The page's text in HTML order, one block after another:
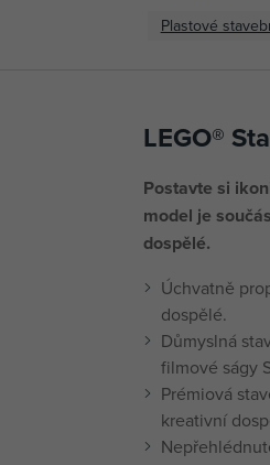
Plastové
LEGO®
Postavte si
model je
dospělé.
Úchvatně
dospělé.
Důmyslná
filmové ságy
Prémiová
kreativní